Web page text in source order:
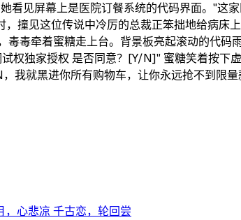
看见屏幕上是医院订餐系统的代码界面。"
撞见这位传说中冷厉的总裁正笨拙地给病
毒牵着蜜糖走上台。背景板亮起滚动的代
试权独家授权 是否同意？[Y/N]" 蜜糖笑着按
我就黑进你所有购物车，让你永远抢不到限
心悲凉 千古恋，轮回尝